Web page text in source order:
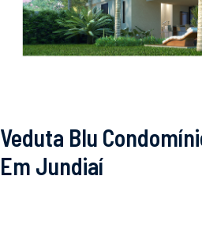
Veduta Blu
Em Jundiaí